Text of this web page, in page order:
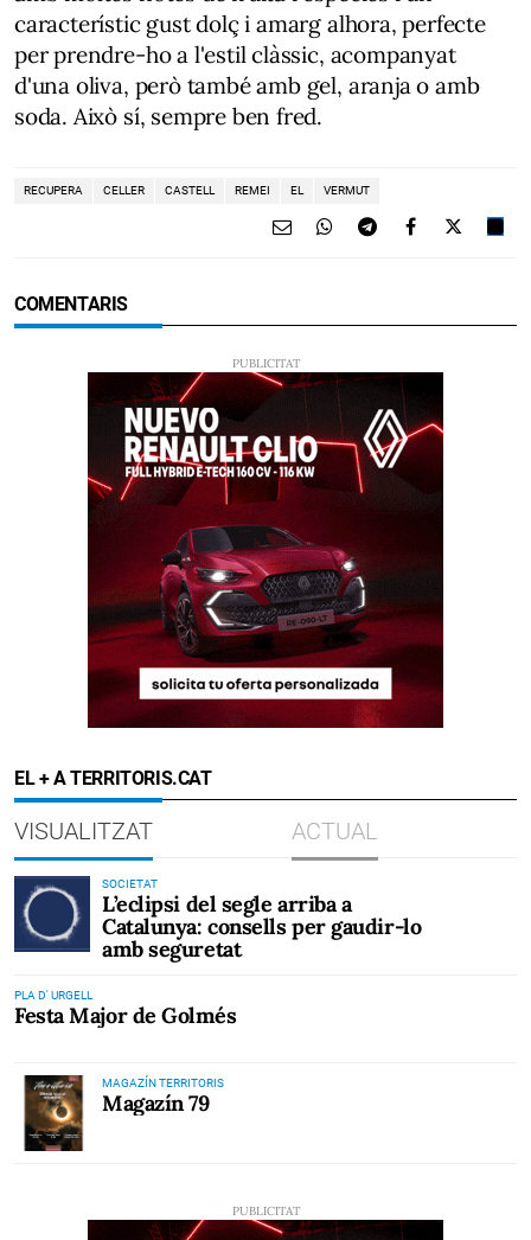
característic gust dolç i amarg alhora, perfecte
per prendre-ho a l'estil clàssic, acompanyat
d'una oliva, però també amb gel, aranja o amb
soda. Això sí, sempre ben fred.
RECUPERA CELLER CASTELL REMEI EL VERMUT
COMENTARIS
EL + A TERRITORIS.CAT
VISUALITZAT ACTUAL
SOCIETAT
L’eclipsi del segle arriba a
Catalunya: consells per gaudir-lo
amb seguretat
PLA D' URGELL
Festa Major de Golmés
MAGAZÍN TERRITORIS
Magazín 79